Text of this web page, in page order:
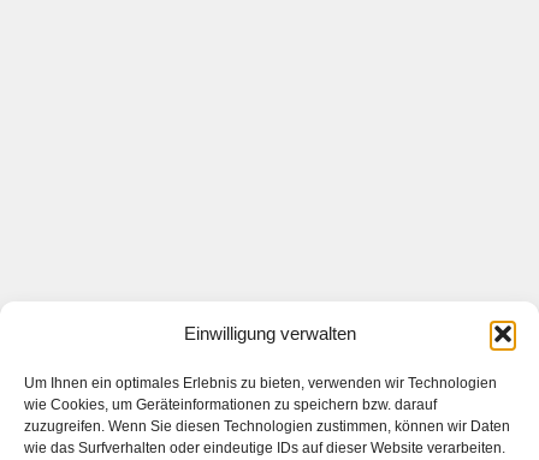
Einwilligung verwalten
Um Ihnen ein optimales Erlebnis zu bieten, verwenden wir Technologien
wie Cookies, um Geräteinformationen zu speichern bzw. darauf
zuzugreifen. Wenn Sie diesen Technologien zustimmen, können wir Daten
wie das Surfverhalten oder eindeutige IDs auf dieser Website verarbeiten.